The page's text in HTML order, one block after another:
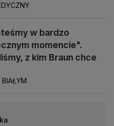
w bardzo
momencie".
z kim Braun chce